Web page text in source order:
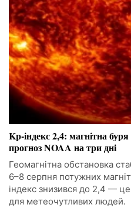
Kp-індекс 2,4: магнітна
прогноз NOAA на три дні
Геомагнітна обстановка
6–8 серпня потужних
індекс знизився до 2,4 —
для метеочутливих людей.